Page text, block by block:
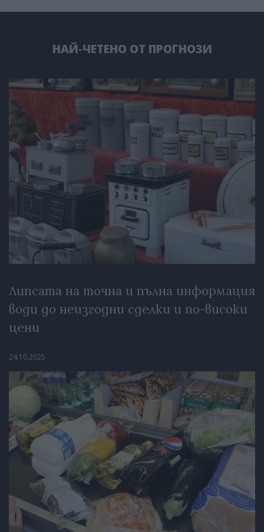
НАЙ-ЧЕТЕНО ОТ ПРОГНОЗИ
Липсата на точна и пълна информация
води до неизгодни сделки и по-високи
цени
24.10.2025